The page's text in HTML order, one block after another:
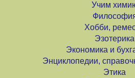
Учим
Хобби,
Эзотерика
Экономика и
Энциклопедии,
Этика